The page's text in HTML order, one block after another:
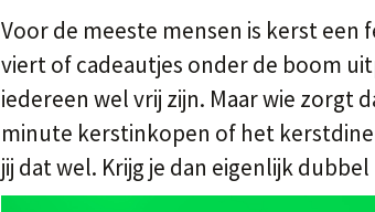
Voor de meeste mensen is kerst een
viert of cadeautjes onder de boom
iedereen wel vrij zijn. Maar wie zorgt
minute kerstinkopen of het
jij dat wel. Krijg je dan eigenlijk